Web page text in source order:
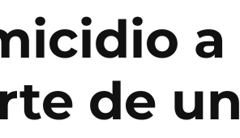
a
de un